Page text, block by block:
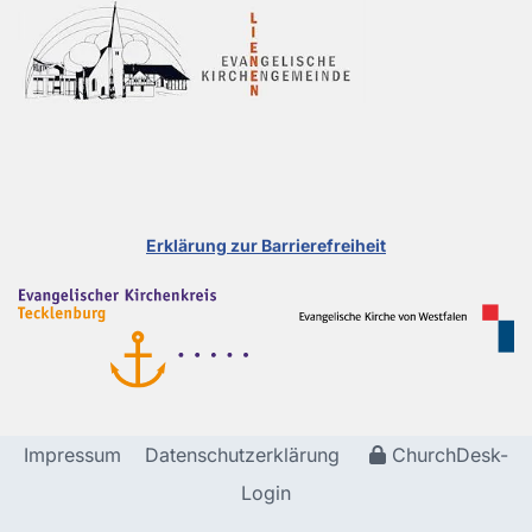
Erklärung zur Barrierefreiheit
Impressum Datenschutzerklärung
ChurchDesk-
Login